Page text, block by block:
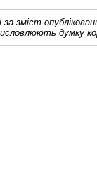
зміст
думку